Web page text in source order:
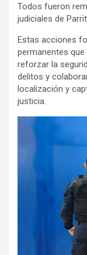
Todos fueron
judiciales de
Estas acciones
permanentes
reforzar la
delitos y
localización y
justicia.